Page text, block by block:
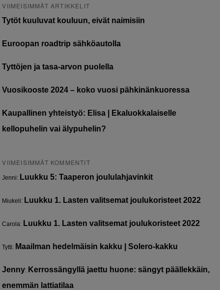
VIIMEISIMMÄT ARTIKKELIT
Tytöt kuuluvat kouluun, eivät naimisiin
Euroopan roadtrip sähköautolla
Tyttöjen ja tasa-arvon puolella
Vuosikooste 2024 – koko vuosi pähkinänkuoressa
Kaupallinen yhteistyö: Elisa | Ekaluokkalaiselle
kellopuhelin vai älypuhelin?
VIIMEISIMMÄT KOMMENTIT
Jenni: Luukku 5: Taaperon joululahjavinkit
Miukeli: Luukku 1. Lasten valitsemat joulukoristeet 2022
Carola: Luukku 1. Lasten valitsemat joulukoristeet 2022
Tytti: Maailman hedelmäisin kakku | Solero-kakku
Jenny: Kerrossängyllä jaettu huone: sängyt päällekkäin,
enemmän lattiatilaa